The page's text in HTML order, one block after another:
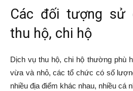
Các đối tượng sử
thu hộ, chi hộ
Dịch vụ thu hộ, chi hộ thường phù
vừa và nhỏ, các tổ chức có số
nhiều địa điểm khác nhau, nhiều cá